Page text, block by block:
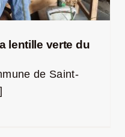
lentille verte du
de Saint-